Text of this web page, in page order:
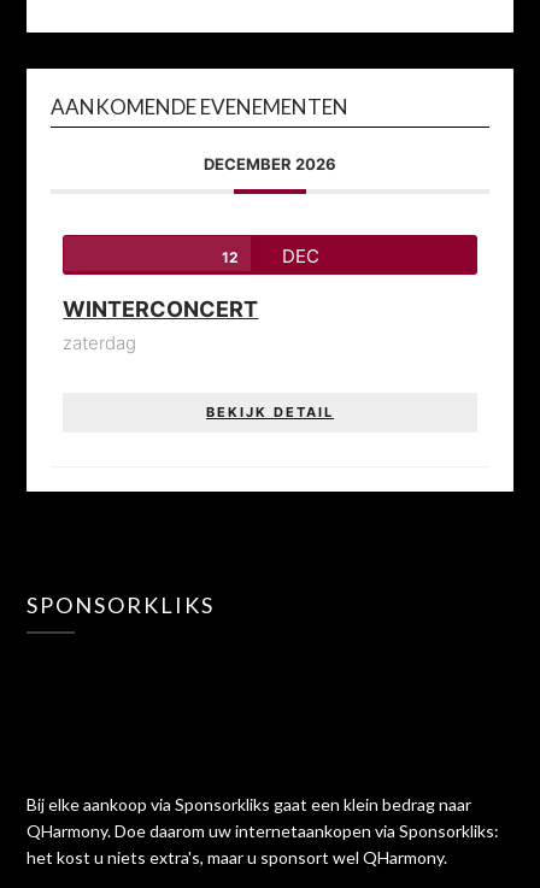
AANKOMENDE EVENEMENTEN
DECEMBER 2026
12 DEC
WINTERCONCERT
zaterdag
BEKIJK DETAIL
SPONSORKLIKS
Bij elke aankoop via Sponsorkliks gaat een klein bedrag naar
QHarmony. Doe daarom uw internetaankopen via Sponsorkliks:
het kost u niets extra's, maar u sponsort wel QHarmony.